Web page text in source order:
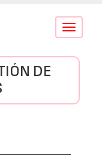
Conmutar
DE